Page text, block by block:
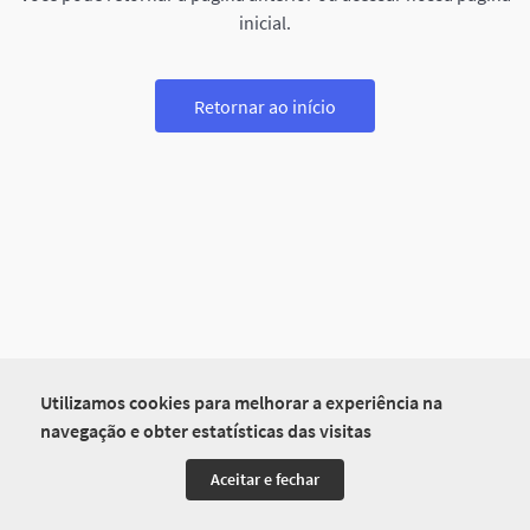
Utilizamos cookies para melhorar a experiência na
navegação e obter estatísticas das visitas
Aceitar e fechar
inicial.
Retornar ao início